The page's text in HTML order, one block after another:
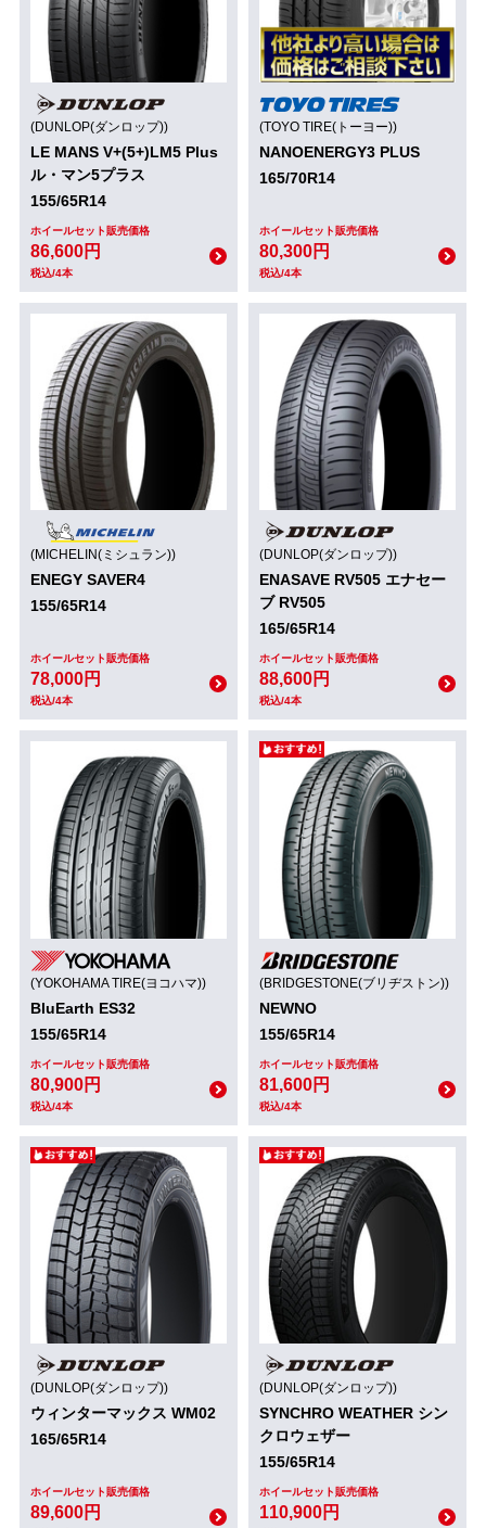
(DUNLOP(ダンロップ))
LE MANS V+(5+)LM5 Plus
ル・マン5プラス
155/65R14
ホイールセット販売価格
86,600円
税込/4本
(TOYO TIRE(トーヨー))
NANOENERGY3 PLUS
165/70R14
ホイールセット販売価格
80,300円
税込/4本
(MICHELIN(ミシュラン))
ENEGY SAVER4
155/65R14
ホイールセット販売価格
78,000円
税込/4本
(DUNLOP(ダンロップ))
ENASAVE RV505 エナセー
ブ RV505
165/65R14
ホイールセット販売価格
88,600円
税込/4本
(YOKOHAMA TIRE(ヨコハマ))
BluEarth ES32
155/65R14
ホイールセット販売価格
80,900円
税込/4本
(BRIDGESTONE(ブリヂストン))
NEWNO
155/65R14
ホイールセット販売価格
81,600円
税込/4本
(DUNLOP(ダンロップ))
ウィンターマックス WM02
165/65R14
ホイールセット販売価格
89,600円
(DUNLOP(ダンロップ))
SYNCHRO WEATHER シン
クロウェザー
155/65R14
ホイールセット販売価格
110,900円